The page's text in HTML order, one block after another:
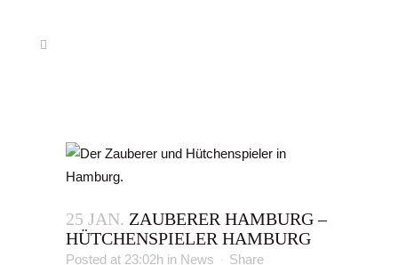
25 JAN. ZAUBERER HAMBURG –
HÜTCHENSPIELER HAMBURG
Posted at 23:02h in News Share